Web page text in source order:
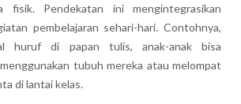
fisik. Pendekatan ini mengintegrasikan
pembelajaran sehari-hari. Contohnya,
huruf di papan tulis, anak-anak bisa
tubuh mereka atau melompat
di lantai kelas.